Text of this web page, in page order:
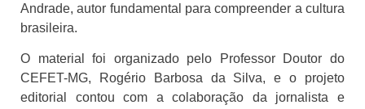
Andrade, autor fundamental para compreender a cultura
brasileira.
O material foi organizado pelo Professor Doutor do
CEFET-MG, Rogério Barbosa da Silva, e o projeto
editorial contou com a colaboração da jornalista e